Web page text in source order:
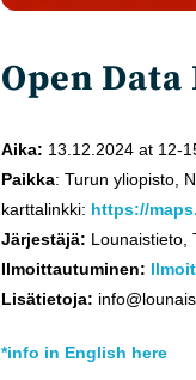
Open
Aika: 13.12.2024 at 12-
Paikka: Turun yliopisto,
karttalinkki: https://
Järjestäjä: Lounaistieto,
Ilmoittautuminen:
Lisätietoja:
*info in English here